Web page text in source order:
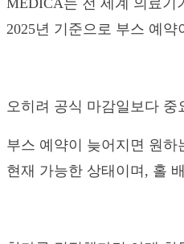
2025년 기준으로 부스 예
오히려 공식 마감일보다 중
부스 예약이 늦어지면 원하
현재 가능한 상태이며, 홀